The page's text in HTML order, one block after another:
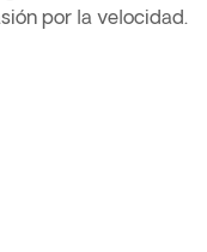
por la velocidad.